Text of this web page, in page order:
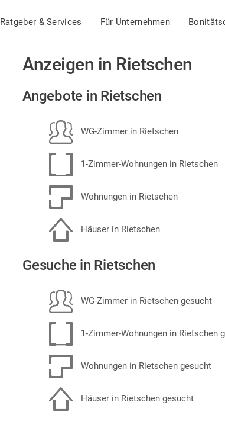
Ratgeber & Services Für Unternehmen
Anzeigen in Rietschen
Angebote in Rietschen
WG-Zimmer in Rietschen
1-Zimmer-Wohnungen in Rietschen
Wohnungen in Rietschen
Häuser in Rietschen
Gesuche in Rietschen
WG-Zimmer in Rietschen gesucht
1-Zimmer-Wohnungen in Rietschen
Wohnungen in Rietschen gesucht
Häuser in Rietschen gesucht